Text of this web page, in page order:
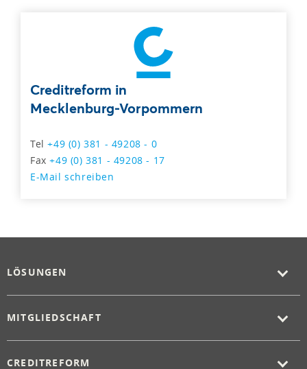
Creditreform in
Mecklenburg-Vorpommern
Tel+49 (0) 381 - 49208 - 0
Fax+49 (0) 381 - 49208 - 17
E-Mail schreiben
LÖSUNGEN
MITGLIEDSCHAFT
CREDITREFORM